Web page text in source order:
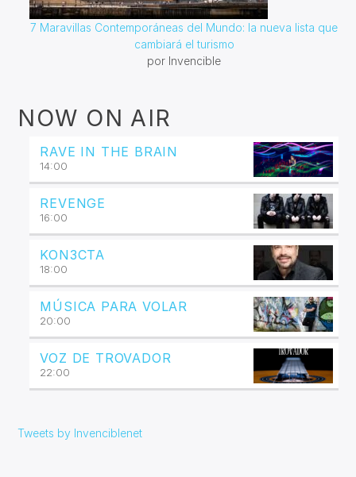
7 Maravillas Contemporáneas del Mundo: la nueva lista que
cambiará el turismo
por Invencible
NOW ON AIR
RAVE IN THE BRAIN
14:00
REVENGE
16:00
KON3CTA
18:00
MÚSICA PARA VOLAR
20:00
VOZ DE TROVADOR
22:00
Tweets by Invenciblenet